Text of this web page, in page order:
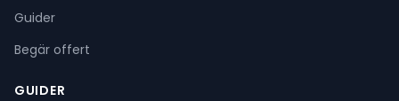
Guider
Begär offert
GUIDER